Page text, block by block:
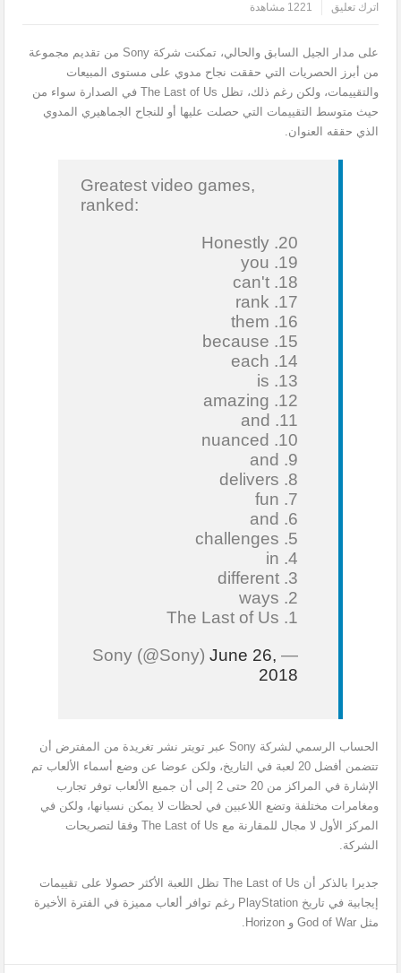
اترك تعليق
1221 مشاهدة
على مدار الجيل السابق والحالي، تمكنت شركة Sony من تقديم مجموعة
من أبرز الحصريات التي حققت نجاح مدوي على مستوى المبيعات
والتقييمات، ولكن رغم ذلك، تظل The Last of Us في الصدارة سواء من
حيث متوسط التقييمات التي حصلت عليها أو للنجاح الجماهيري المدوي
الذي حققه العنوان.
Greatest video games,
ranked:
20. Honestly
19. you
18. can't
17. rank
16. them
15. because
14. each
13. is
12. amazing
11. and
10. nuanced
9. and
8. delivers
7. fun
6. and
5. challenges
4. in
3. different
2. ways
1. The Last of Us
— Sony (@Sony)
June 26,
2018
الحساب الرسمي لشركة Sony عبر تويتر نشر تغريدة من المفترض أن
تتضمن أفضل 20 لعبة في التاريخ، ولكن عوضا عن وضع أسماء الألعاب تم
الإشارة في المراكز من 20 حتى 2 إلى أن جميع الألعاب توفر تجارب
ومغامرات مختلفة وتضع اللاعبين في لحظات لا يمكن نسيانها، ولكن في
المركز الأول لا مجال للمقارنة مع The Last of Us وفقا لتصريحات
الشركة.
جديرا بالذكر أن The Last of Us تظل اللعبة الأكثر حصولا على تقييمات
إيجابية في تاريخ PlayStation رغم توافر ألعاب مميزة في الفترة الأخيرة
مثل God of War و Horizon.